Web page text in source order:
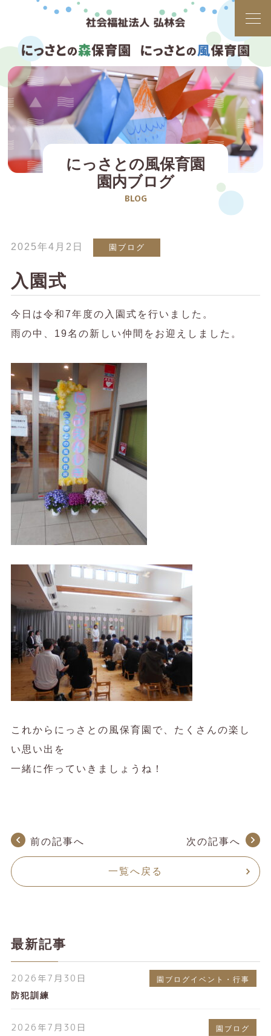
にっさとの風保育園
園内ブログ
BLOG
2025年4月2日 園ブログ
入園式
今日は令和7年度の入園式を行いました。
雨の中、19名の新しい仲間をお迎えしました。
これからにっさとの風保育園で、たくさんの楽し
い思い出を
一緒に作っていきましょうね！
前の記事へ
一覧へ戻る
次の記事へ
最新記事
2026年7月30日 園ブログイベント・行事
防犯訓練
2026年7月30日 園ブログ